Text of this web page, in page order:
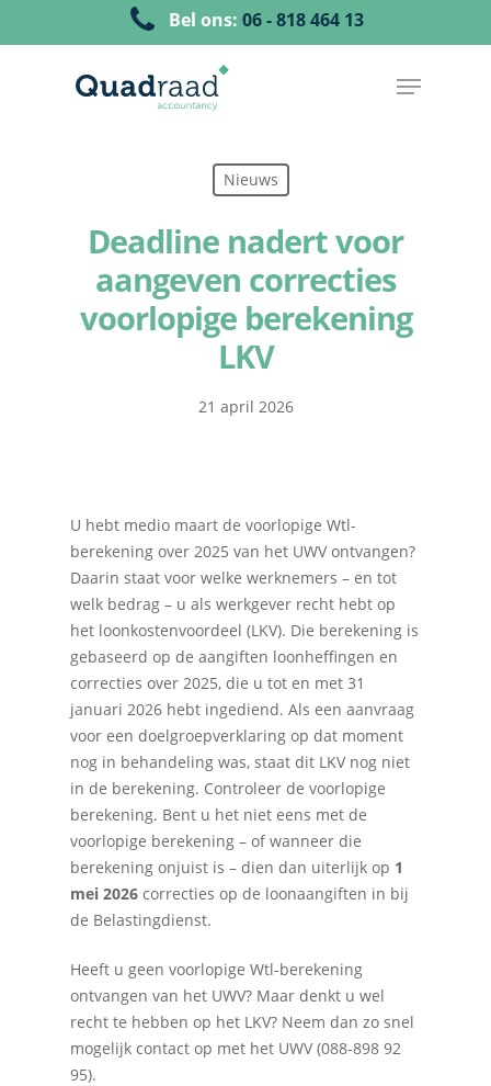
Bel ons: 06 - 818 464 13
Nieuws
Deadline nadert voor
aangeven correcties
voorlopige berekening
LKV
21 april 2026
U hebt medio maart de voorlopige Wtl-
berekening over 2025 van het UWV ontvangen?
Daarin staat voor welke werknemers – en tot
welk bedrag – u als werkgever recht hebt op
het loonkostenvoordeel (LKV). Die berekening is
gebaseerd op de aangiften loonheffingen en
correcties over 2025, die u tot en met 31
januari 2026 hebt ingediend. Als een aanvraag
voor een doelgroepverklaring op dat moment
nog in behandeling was, staat dit LKV nog niet
in de berekening. Controleer de voorlopige
berekening. Bent u het niet eens met de
voorlopige berekening – of wanneer die
berekening onjuist is – dien dan uiterlijk op 1
mei 2026 correcties op de loonaangiften in bij
de Belastingdienst.
Heeft u geen voorlopige Wtl-berekening
ontvangen van het UWV? Maar denkt u wel
recht te hebben op het LKV? Neem dan zo snel
mogelijk contact op met het UWV (088-898 92
95).